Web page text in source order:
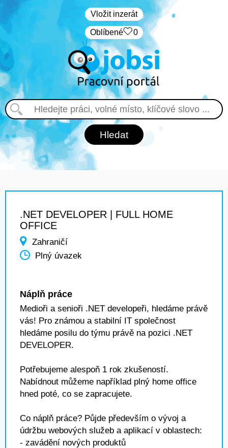
Vložit inzerát
Oblíbené 0
.NET DEVELOPER | FULL HOME
OFFICE
Zahraničí
Plný úvazek
Náplň práce
Medioři a senioři .NET developeři, hledáme právě
vás! Pro známou a stabilní IT společnost
hledáme posilu do týmu právě na pozici .NET
DEVELOPER.
Potřebujeme alespoň 1 rok zkušeností.
Nabídnout můžeme například plný home office
hned poté, co se zapracujete.
Co náplň práce? Půjde především o vývoj a
údržbu webových služeb a aplikací v oblastech:
- zavádění nových produktů